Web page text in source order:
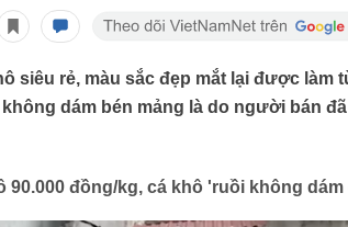
siêu rẻ, màu sắc đẹp mắt lại được
dám bén mảng là do người bán
90.000 đồng/kg, cá khô 'ruồi không dám